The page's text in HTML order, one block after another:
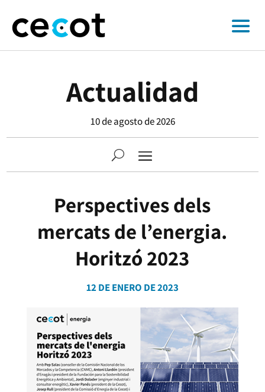
Actualidad
10 de agosto de 2026
Perspectives dels
mercats de l’energia.
Horitzó 2023
12 DE ENERO DE 2023